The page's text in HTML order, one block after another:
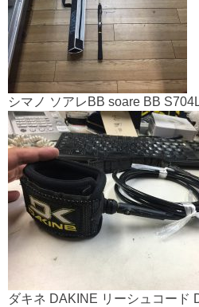
シマノ ソアレBB soare BB
ダキネ DAKINE リーシュコード